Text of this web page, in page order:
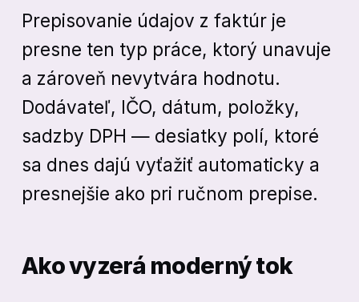
Prepisovanie údajov z faktúr je
presne ten typ práce, ktorý unavuje
a zároveň nevytvára hodnotu.
Dodávateľ, IČO, dátum, položky,
sadzby DPH — desiatky polí, ktoré
sa dnes dajú vyťažiť automaticky a
presnejšie ako pri ručnom prepise.
Ako vyzerá moderný tok